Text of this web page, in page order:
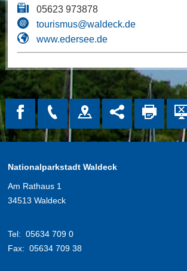
05623 973878
tourismus@waldeck.de
www.edersee.de
Nationalparkstadt Waldeck
Am Rathaus 1
34513 Waldeck
Tel: 05634 709 0
Fax: 05634 709 38